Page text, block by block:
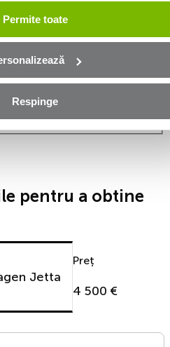
Permite toate
Respinge
bucură-te de
contactăm in cel mai scurt
pentru a obtine
Jetta
Preț
4 500 €